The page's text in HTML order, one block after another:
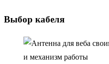
Выбор кабеля